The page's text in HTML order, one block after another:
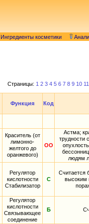
Ингредиенты косметики
Страницы: 1 2 3 4 5 6 7 8 9 10 11
Функция Код
Краситель (от
лимонно-
желтого до
оранжевого)
ОО
Астма;
трудности
людям
Регулятор
кислотности
Стабилизатор
С
Считается
высоким
Регулятор
кислотности
Связывающее
соединение
Б